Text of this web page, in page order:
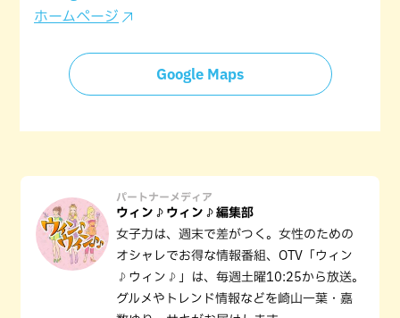
ホームページ
Google Maps
パートナーメディア
ウィン♪ウィン♪編集部
女子力は、週末で差がつく。女性のための
オシャレでお得な情報番組、OTV「ウィン
♪ウィン♪」は、毎週土曜10:25から放送。
グルメやトレンド情報などを崎山一葉・嘉